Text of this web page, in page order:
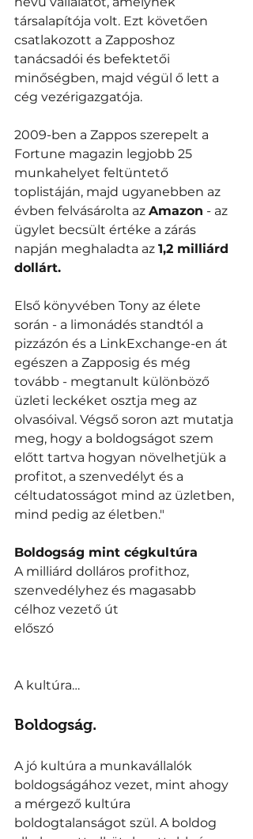
társalapítója volt. Ezt követően
csatlakozott a Zapposhoz
tanácsadói és befektetői
minőségben, majd végül ő lett a
cég vezérigazgatója.
2009-ben a Zappos szerepelt a
Fortune magazin legjobb 25
munkahelyet feltüntető
toplistáján, majd ugyanebben az
évben felvásárolta az Amazon - az
ügylet becsült értéke a zárás
napján meghaladta az 1,2 milliárd
dollárt.
Első könyvében Tony az élete
során - a limonádés standtól a
pizzázón és a LinkExchange-en át
egészen a Zapposig és még
tovább - megtanult különböző
üzleti leckéket osztja meg az
olvasóival. Végső soron azt mutatja
meg, hogy a boldogságot szem
előtt tartva hogyan növelhetjük a
profitot, a szenvedélyt és a
céltudatosságot mind az üzletben,
mind pedig az életben."
Boldogság mint cégkultúra
A milliárd dolláros profithoz,
szenvedélyhez és magasabb
célhoz vezető út
előszó
A kultúra…
Boldogság.
A jó kultúra a munkavállalók
boldogságához vezet, mint ahogy
a mérgező kultúra
boldogtalanságot szül. A boldog